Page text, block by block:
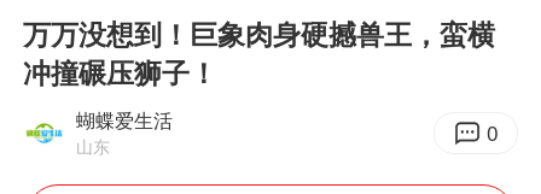
《Monica》填词人黎彼得去世
万万没想到！巨象肉身硬撼兽王，蛮横
冲撞碾压狮子！
蝴蝶爱生活
山东 0